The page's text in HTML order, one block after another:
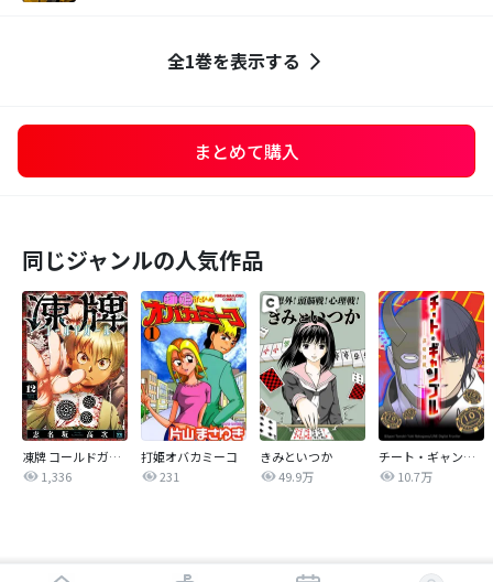
全1巻を表示する
まとめて購入
同じジャンルの人気作品
凍牌 コールドガール
1,336
打姫オバカミーコ
231
きみといつか
49.9万
チート・ギャンブルー謀略博戯ー
10.7万